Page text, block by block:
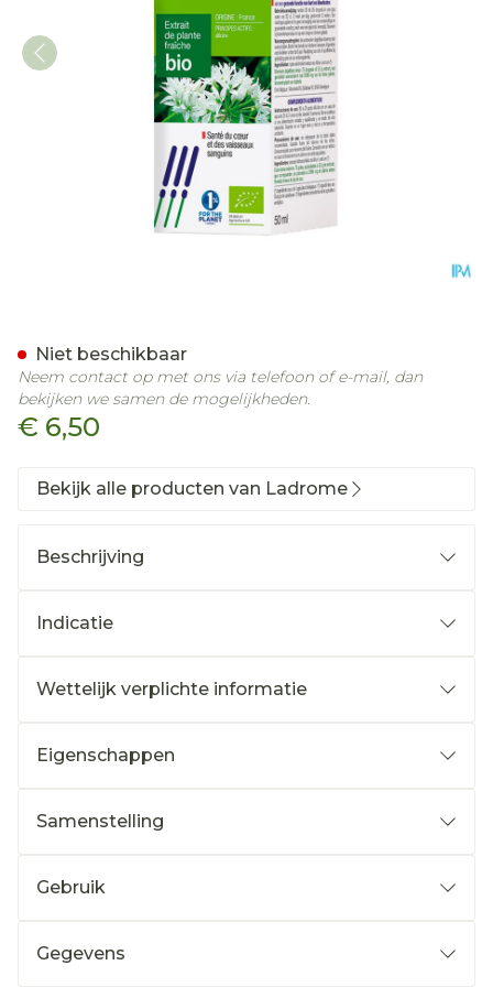
€ 6,50
Niet beschikbaar
Neem contact op met ons via telefoon of e-mail, dan
bekijken we samen de mogelijkheden.
Bekijk alle producten van Ladrome
Beschrijving
Indicatie
Wettelijk verplichte informatie
Eigenschappen
Samenstelling
Gebruik
Gegevens